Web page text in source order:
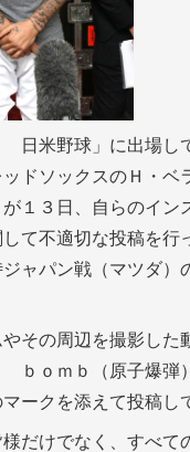
日米野球」に出場し
ッドソックスのＨ・ベ
１３日、自らのイン
て不適切な投稿を行
ャパン戦（マツダ）
その周辺を撮影した
ｂｏｍｂ（原子爆弾
ークを添えて投稿し
様だけでなく、すべて